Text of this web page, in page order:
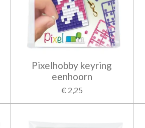
Pixelhobby keyring
eenhoorn
€ 2,25